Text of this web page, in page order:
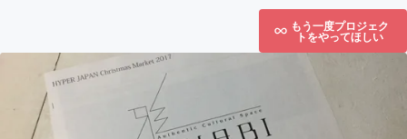
もう一度プロジェク
トをやってほしい